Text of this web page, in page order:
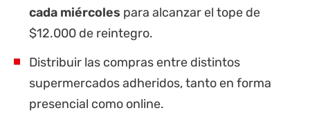
cada miércoles para alcanzar el tope de
$12.000 de reintegro.
Distribuir las compras entre distintos
supermercados adheridos, tanto en forma
presencial como online.